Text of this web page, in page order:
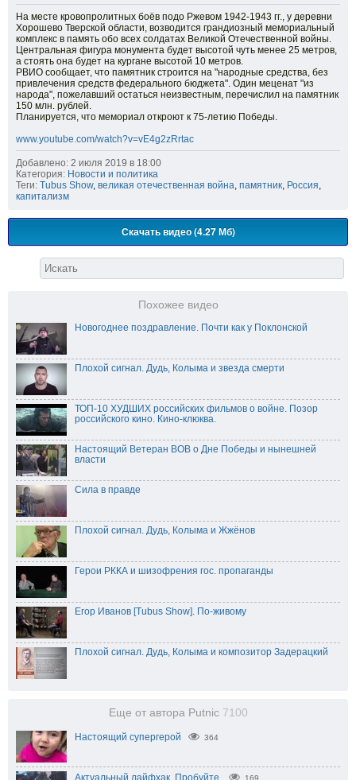
На месте кровопролитных боёв подо Ржевом 1942-1943 гг., у деревни
Хорошево Тверской области, возводится грандиозный мемориальный
комплекс в память обо всех солдатах Великой Отечественной войны.
Центральная фигура монумента будет высотой чуть менее 25 метров,
а стоять она будет на кургане высотой 10 метров.
РВИО сообщает, что памятник строится на "народные средства, без
привлечения средств федерального бюджета". Один меценат "из
народа", пожелавший остаться неизвестным, перечислил на памятник
150 млн. рублей.
Планируется, что мемориал откроют к 75-летию Победы.
www.youtube.com/watch?v=vE4g2zRrtac
Добавлено: 2 июля 2019 в 18:00
Категория: Новости и политика
Теги: Tubus Show, великая отечественная война памятник Россия
капитализм
Скачать видео (4.27 Мб)
Похожее видео
Новогоднее поздравление. Почти как у Поклонской
Плохой сигнал. Дудь, Колыма и звезда смерти
ТОП-10 ХУДШИХ российских фильмов о войне. Позор
российского кино. Кино-клюква.
Настоящий Ветеран ВОВ о Дне Победы и нынешней
власти
Сила в правде
Плохой сигнал. Дудь, Колыма и Жжёнов
Герои РККА и шизофрения гос. пропаганды
Егор Иванов [Tubus Show]. По-живому
Плохой сигнал. Дудь, Колыма и композитор Задерацкий
Еще от автора Putnic 7100
Настоящий супергерой 364
Актуальный лайфхак. Пробуйте. 169